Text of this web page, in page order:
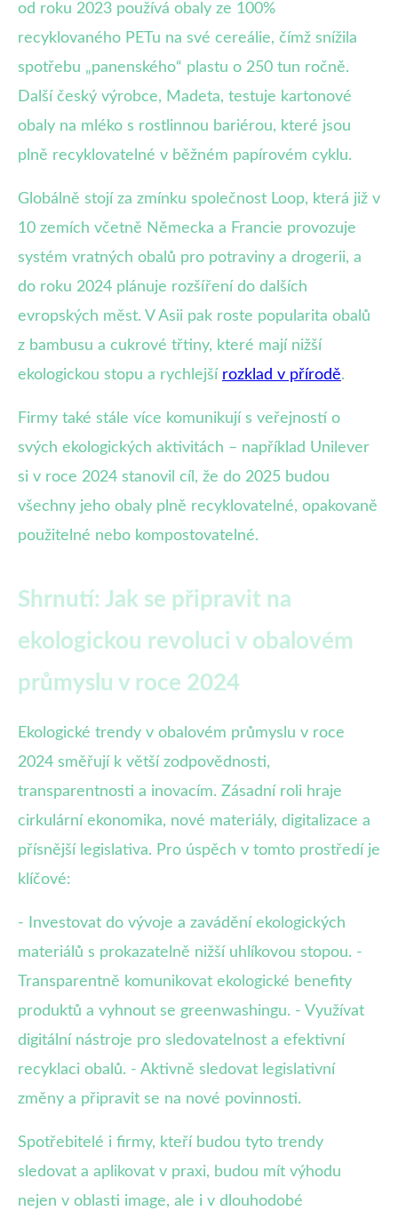
od roku 2023 používá obaly ze 100%
recyklovaného PETu na své cereálie, čímž snížila
spotřebu „panenského“ plastu o 250 tun ročně.
Další český výrobce, Madeta, testuje kartonové
obaly na mléko s rostlinnou bariérou, které jsou
plně recyklovatelné v běžném papírovém cyklu.
Globálně stojí za zmínku společnost Loop, která již v
10 zemích včetně Německa a Francie provozuje
systém vratných obalů pro potraviny a drogerii, a
do roku 2024 plánuje rozšíření do dalších
evropských měst. V Asii pak roste popularita obalů
z bambusu a cukrové třtiny, které mají nižší
ekologickou stopu a rychlejší rozklad v přírodě.
Firmy také stále více komunikují s veřejností o
svých ekologických aktivitách – například Unilever
si v roce 2024 stanovil cíl, že do 2025 budou
všechny jeho obaly plně recyklovatelné, opakovaně
použitelné nebo kompostovatelné.
Shrnutí: Jak se připravit na
ekologickou revoluci v obalovém
průmyslu v roce 2024
Ekologické trendy v obalovém průmyslu v roce
2024 směřují k větší zodpovědnosti,
transparentnosti a inovacím. Zásadní roli hraje
cirkulární ekonomika, nové materiály, digitalizace a
přísnější legislativa. Pro úspěch v tomto prostředí je
klíčové:
- Investovat do vývoje a zavádění ekologických
materiálů s prokazatelně nižší uhlíkovou stopou. -
Transparentně komunikovat ekologické benefity
produktů a vyhnout se greenwashingu. - Využívat
digitální nástroje pro sledovatelnost a efektivní
recyklaci obalů. - Aktivně sledovat legislativní
změny a připravit se na nové povinnosti.
Spotřebitelé i firmy, kteří budou tyto trendy
sledovat a aplikovat v praxi, budou mít výhodu
nejen v oblasti image, ale i v dlouhodobé